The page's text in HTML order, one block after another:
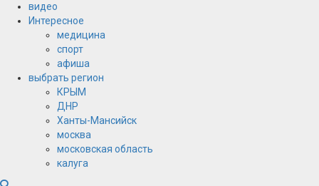
видео
Интересное
медицина
спорт
афиша
выбрать регион
КРЫМ
ДНР
Ханты-Мансийск
москва
московская область
калуга